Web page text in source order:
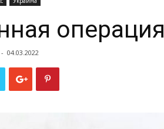
- 04.03.2022